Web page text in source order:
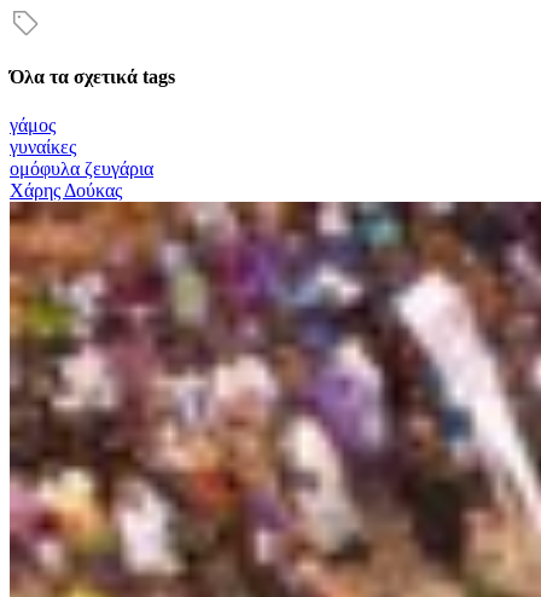
Όλα τα σχετικά tags
γάμος
γυναίκες
ομόφυλα ζευγάρια
Χάρης Δούκας